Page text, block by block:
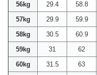
56kg
29.4 58.8
57kg
29.9 59.9
58kg
30.5 60.9
59kg
31 62
60kg
31.5 63